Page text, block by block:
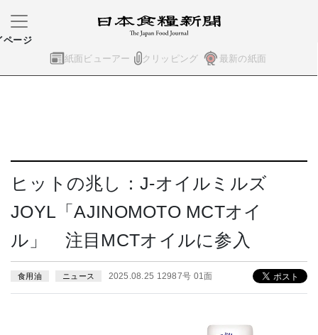
紙面ビューアー クリッピング 最新の紙面
ページ
ヒットの兆し：J-オイルミルズ
JOYL「AJINOMOTO MCTオイ
ル」 注目MCTオイルに参入
食用油 ニュース 2025.08.25 12987号 01面